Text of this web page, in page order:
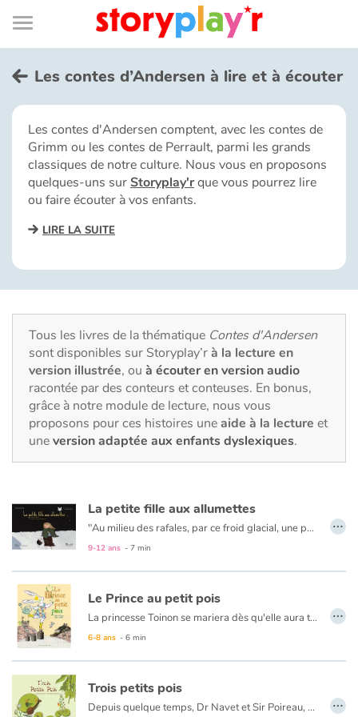
Connexion
Bibliothèque
de
page
Menu
Je me connecte
Tester gratuitement
Bibliothèque
Accueil
Contes d'ici et d'ailleurs
Fable, mythe, littérature et poésie
Princesses et princes, rois, reines et dragons
Ogres, monstres et sorcières
Écologie, nature, saisons
Voyage, épopée, enquête, aventure
Autour du monde
Apprentissage
Les contes d’Andersen à lire et à écouter
Les contes d'Andersen comptent, avec les contes de
Grimm ou les contes de Perrault, parmi les grands
classiques de notre culture. Nous vous en proposons
quelques-uns surStoryplay'rque vous pourrez lire
ou faire écouter à vos enfants.
LIRE LA SUITE
Tous les livres de la thématique Contes d'Andersen
sont disponibles sur Storyplay’rà la lecture en
version illustrée, ou à écouter en version audio
racontée par des conteurs et conteuses. En bonus,
grâce à notre module de lecture, nous vous
proposons pour ces histoires uneaide à la lecture et
uneversion adaptée aux enfants dyslexiques.
La petite fille aux allumettes
"Au milieu des rafales, par ce froid glacial, une pauvre fille marchait dans la rue : elle n'avait rien sur la tête, elle était pieds nus." Découvrez ou redécouvrez ce
9-12 ans - 7 min
…
Le Prince au petit pois
La princesse Toinon se mariera dès qu'elle aura trouvé le prince au petit... Le prince au petit quoi ? Au petit poids ? Au petit pouah ? Au petit pois ?
6-8 ans - 6 min
…
Trois petits pois
Depuis quelque temps, Dr Navet et Sir Poireau, deux singuliers détectives, volent au secours des habitants du potager. Au cours de leurs enquêtes, ils résolvent énigmes et secrets. Et qu'advient-il des petits pois lorsqu'ils rencontrent une princesse moderne ? Et puis, pourquoi les dix petits choux ont disparu un soir de Noël ? Si vous voulez connaître le secret des jolies fraises joufflues, il vous faudra suivre les deux détectives. …